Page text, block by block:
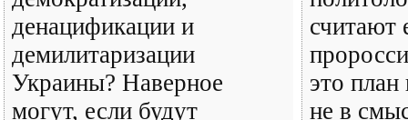
денацификации и
демилитаризации
Украины? Наверное
могут, если будут
считают
это
не в